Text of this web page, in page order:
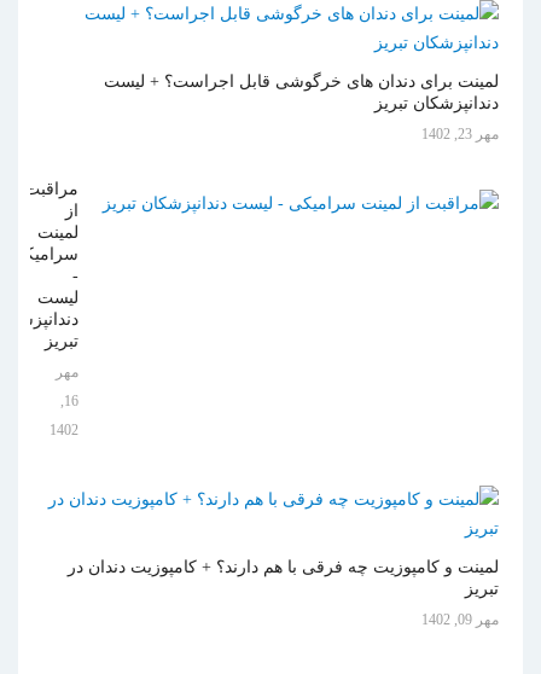
لمینت برای دندان های خرگوشی قابل اجراست؟ + لیست
دندانپزشکان تبریز
مهر 23, 1402
مراقبت
از
لمینت
سرامیکی
-
لیست
تبریز
مهر
16,
1402
لمینت و کامپوزیت چه فرقی با هم دارند؟ + کامپوزیت دندان در
تبریز
مهر 09, 1402